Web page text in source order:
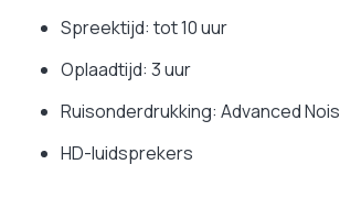
Spreektijd: tot 10 uur
Oplaadtijd: 3 uur
Ruisonderdrukking: Advanced
HD-luidsprekers